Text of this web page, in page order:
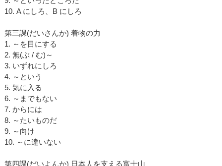
10. A にしろ、B にしろ
第三課(だいさんか) 着物の力
1. ～を目にする
2. 無(ぶ / む)～
3. いずれにしろ
4. ～という
5. 気に入る
6. ～までもない
7. からには
8. ～たいものだ
9. ～向け
10. ～に違いない
第四課(だいよんか) 日本人を支える富士山